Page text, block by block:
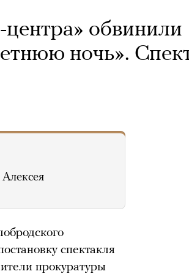
обвинили
ночь».
Алексея
спектакля
прокуратуры